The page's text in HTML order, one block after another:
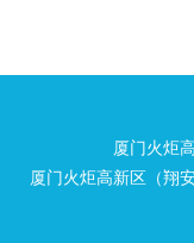
厦门火炬
厦门火炬高新区（翔